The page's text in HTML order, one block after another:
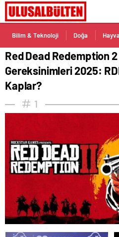
Bilim & Teknoloji Doğa
Kaplar?
Red Dead Redemption
Gereksinimleri 2025:
Kaplar?
1